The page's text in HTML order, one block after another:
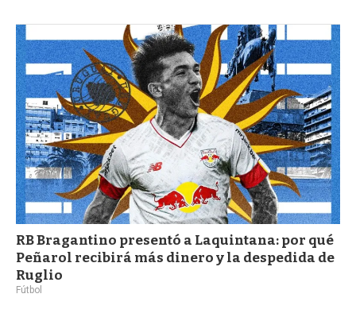
RB Bragantino presentó a Laquintana: por qué
Peñarol recibirá más dinero y la despedida de
Ruglio
Fútbol